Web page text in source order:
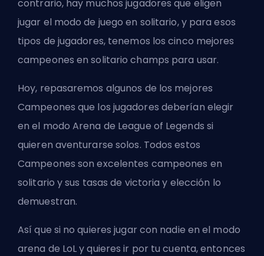
contrario, hay muchos jugadores que eligen
jugar el modo de juego en solitario, y para esos
tipos de jugadores, tenemos los cinco mejores
campeones en solitariochamps para usar.
Hoy, repasaremos algunos de los mejores
Campeones que los jugadores deberían elegir
en el modo Arena de League of Legends si
quieren aventurarse solos. Todos estos
Campeones son excelentes campeones en
solitario y sus tasas de victoria y elección lo
demuestran.
Así que si no quieres jugar con nadie en el modo
arena de LoL y quieres ir por tu cuenta, entonces